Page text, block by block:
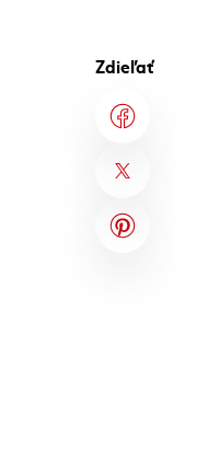
Zdieľať